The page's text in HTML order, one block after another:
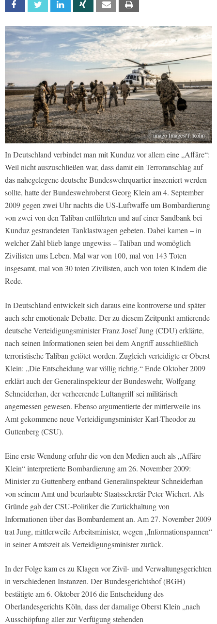
Facebook Twitter Linkedin Xing Email
imago Images/T. Röhn
In Deutschland verbindet man mit Kunduz vor allem eine „Affäre“:
Weil nicht auszuschließen war, dass damit ein Terroranschlag auf
das nahegelegene deutsche Bundeswehrquartier inszeniert werden
sollte, hatte der Bundeswehroberst Georg Klein am 4. September
2009 gegen zwei Uhr nachts die US-Luftwaffe um Bombardierung
von zwei von den Taliban entführten und auf einer Sandbank bei
Kunduz gestrandeten Tanklastwagen gebeten. Dabei kamen – in
welcher Zahl blieb lange ungewiss – Taliban und womöglich
Zivilisten ums Leben. Mal war von 100, mal von 143 Toten
insgesamt, mal von 30 toten Zivilisten, auch von toten Kindern die
Rede.
In Deutschland entwickelt sich daraus eine kontroverse und später
auch sehr emotionale Debatte. Der zu diesem Zeitpunkt amtierende
deutsche Verteidigungsminister Franz Josef Jung (CDU) erklärte,
nach seinen Informationen seien bei dem Angriff ausschließlich
terroristische Taliban getötet worden. Zugleich verteidigte er Oberst
Klein: „Die Entscheidung war völlig richtig.“ Ende Oktober 2009
erklärt auch der Generalinspekteur der Bundeswehr, Wolfgang
Schneiderhan, der verheerende Luftangriff sei militärisch
angemessen gewesen. Ebenso argumentierte der mittlerweile ins
Amt gekommene neue Verteidigungsminister Karl-Theodor zu
Guttenberg (CSU).
Eine erste Wendung erfuhr die von den Medien auch als „Affäre
Klein“ interpretierte Bombardierung am 26. November 2009:
Minister zu Guttenberg entband Generalinspekteur Schneiderhan
von seinem Amt und beurlaubte Staatssekretär Peter Wichert. Als
Gründe gab der CSU-Politiker die Zurückhaltung von
Informationen über das Bombardement an. Am 27. November 2009
trat Jung, mittlerweile Arbeitsminister, wegen „Informationspannen“
in seiner Amtszeit als Verteidigungsminister zurück.
In der Folge kam es zu Klagen vor Zivil- und Verwaltungsgerichten
in verschiedenen Instanzen. Der Bundesgerichtshof (BGH)
bestätigte am 6. Oktober 2016 die Entscheidung des
Oberlandesgerichts Köln, dass der damalige Oberst Klein „nach
Ausschöpfung aller zur Verfügung stehenden